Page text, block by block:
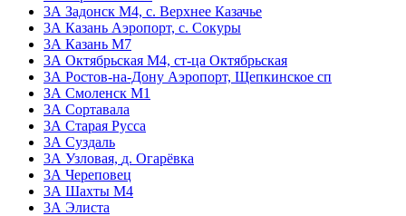
3А Задонск М4, с. Верхнее Казачье
3А Казань Аэропорт, с. Сокуры
3А Казань М7
3А Октябрьская М4, ст-ца Октябрьская
3А Ростов-на-Дону Аэропорт, Щепкинское сп
ЗА Смоленск М1
3А Сортавала
3А Старая Русса
3А Суздаль
3А Узловая, д. Огарёвка
3А Череповец
3А Шахты М4
3А Элиста